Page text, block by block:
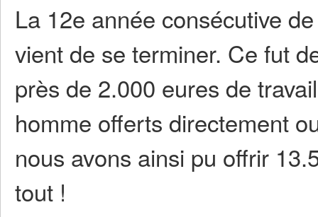
La 12e année consécutive
vient de se terminer. Ce fut
près de 2.000 eures de
homme offerts directement
nous avons ainsi pu offrir
tout !